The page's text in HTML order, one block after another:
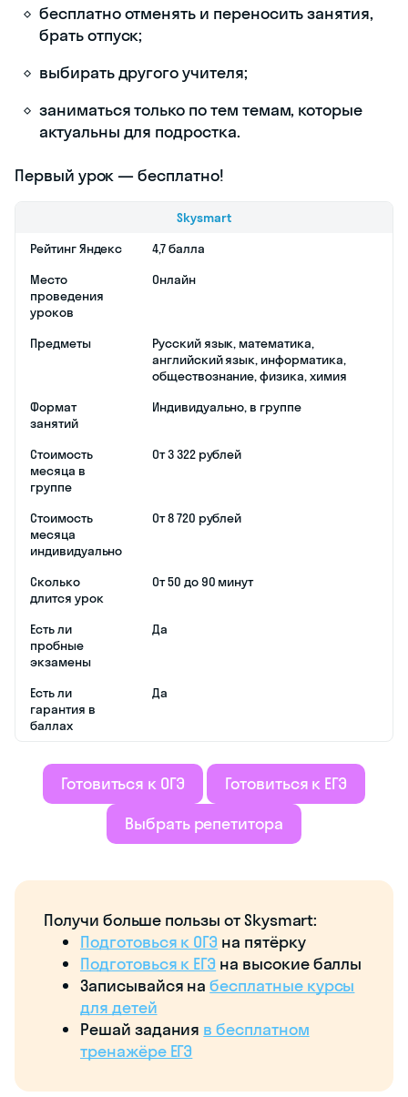
необходимым для
поступления в вуз,
топовые учителя
Skysmart.
Курс включает:
занятия без
примеров и
решение
уроках, в
тренажере ЕГЭ;
авторские
материалы и
другие
полезности;
занятия на
платформе —
одинаково
удобно
Великом
Новгороде и за
разбор всех
лайфхаков и
пробные ЕГЭ
каждый месяц с
экспертной
проверкой.
Занятия проходят
по единому
расписанию и
позволяют выжать